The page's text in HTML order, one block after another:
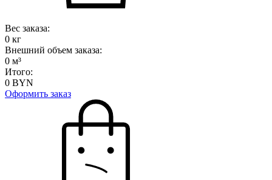
Вес заказа:
0 кг
Внешний объем заказа:
0 м³
Итого:
0 BYN
Оформить заказ